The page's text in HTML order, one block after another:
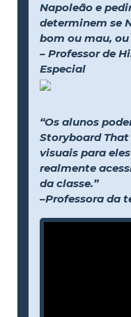
Napoleão e
determinem se
bom ou mau,
– Professor de
Especial
“Os alunos
Storyboard
visuais para
realmente
da classe.”
–Professora da